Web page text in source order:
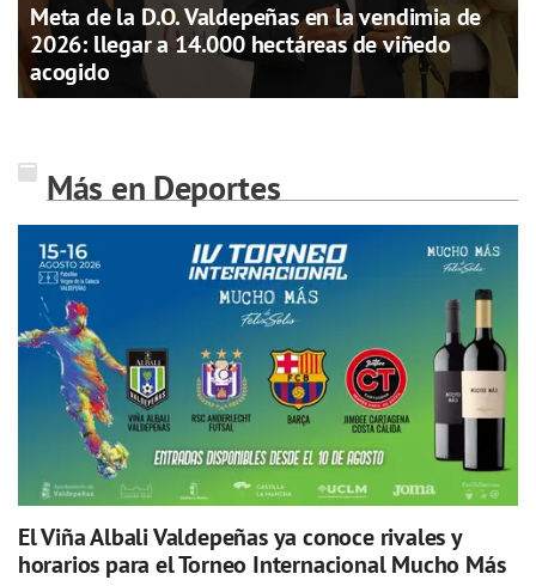
Meta de la D.O. Valdepeñas en la vendimia de
2026: llegar a 14.000 hectáreas de viñedo
acogido
Más en Deportes
El Viña Albali Valdepeñas ya conoce rivales y
horarios para el Torneo Internacional Mucho Más